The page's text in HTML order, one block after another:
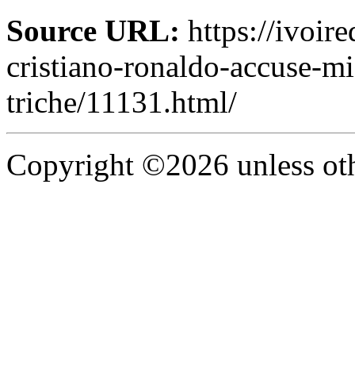
Source URL: https://
cristiano-ronaldo-accuse-
triche/11131.html/
Copyright ©2026 unless